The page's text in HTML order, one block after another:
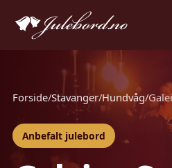
Forside/Stavanger/Hundvåg/
Anbefalt julebord